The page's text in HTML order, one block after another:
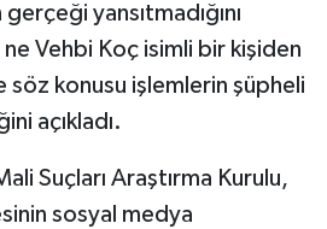
gerçeği yansıtmadığını
Vehbi Koç isimli bir kişiden
söz konusu işlemlerin şüpheli
açıkladı.
Suçları Araştırma Kurulu,
sosyal medya